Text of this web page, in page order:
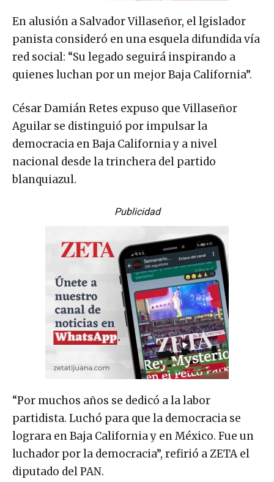
En alusión a Salvador Villaseñor, el lgislador
panista consideró en una esquela difundida vía
red social: “Su legado seguirá inspirando a
quienes luchan por un mejor Baja California”.
César Damián Retes expuso que Villaseñor
Aguilar se distinguió por impulsar la
democracia en Baja California y a nivel
nacional desde la trinchera del partido
blanquiazul.
Publicidad
“Por muchos años se dedicó a la labor
partidista. Luchó para que la democracia se
lograra en Baja California y en México. Fue un
luchador por la democracia”, refirió a ZETA el
diputado del PAN.